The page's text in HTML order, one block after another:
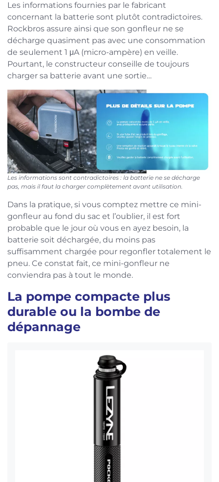
Les informations fournies par le fabricant
concernant la batterie sont plutôt contradictoires.
Rockbros assure ainsi que son gonfleur ne se
décharge quasiment pas avec une consommation
de seulement 1 μA (micro-ampère) en veille.
Pourtant, le constructeur conseille de toujours
charger sa batterie avant une sortie…
Les informations sont contradictoires : la batterie ne se décharge
pas, mais il faut la charger complètement avant utilisation.
Dans la pratique, si vous comptez mettre ce mini-
gonfleur au fond du sac et l’oublier, il est fort
probable que le jour où vous en ayez besoin, la
batterie soit déchargée, du moins pas
suffisamment chargée pour regonfler totalement le
pneu. Ce constat fait, ce mini-gonfleur ne
conviendra pas à tout le monde.
La pompe compacte plus
durable ou la bombe de
dépannage